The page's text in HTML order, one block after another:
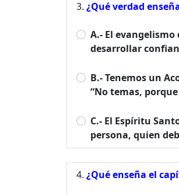
¿Qué verdad
A.- El
desarrollar
B.- Tenemos un
“No temas,
C.- El Espíritu
persona, quien
¿Qué enseña el